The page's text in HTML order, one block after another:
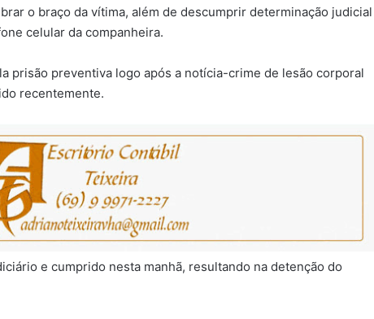
o braço da vítima, além de descumprir determinação judicial
celular da companheira.
prisão preventiva logo após a notícia-crime de lesão corporal
recentemente.
e cumprido nesta manhã, resultando na detenção do